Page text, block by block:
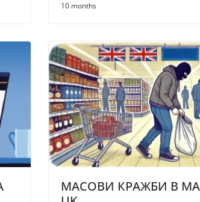
10 months
МАСОВИ КРАЖБИ В